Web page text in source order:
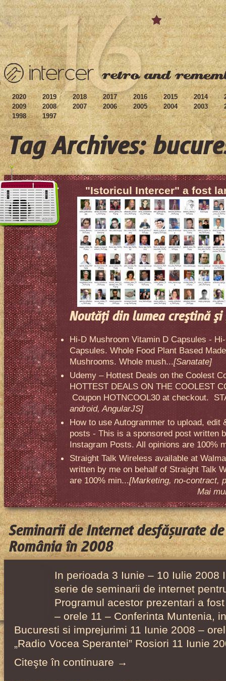
2020 2019 2018 2017 2016 2015 2014
2009
2008 2007 2006 2005 2004 2003
1998
1997
Tag Archives:
"Istoricul Intercer" a fost
Noutăţi din lumea creştină
Hi-D Mushroom Vitamin D Capsules -
Capsules. Whole Food Plant Based
Mushrooms. Whole mush...[Sanatate]
Udemy – Hottest Deals on the Coolest
HOTTEST DEALS ON THE COOLEST
Coupon HOTNCOOL30 at checkout.
android, AngularJS]
How to use Autogrammer to upload, edit
posts - This is a sponsored post written
Instagram Posts. All opinions are 100%
Straight Talk Wireless available at
written by me on behalf of Straight Talk
are 100% min...[Marketing, no-contract,
Mai
Seminarii de Internet desfășurate
România în 2008
In perioada 3 Iunie – 10 Iulie 2008
serie de seminarii de internet
Programul acestor prezentari a
– orele 11 – Conferinta Muntenia,
Bucuresti si imprejurimi 11 Iunie 2008 –
„Radio Vocea Sperantei” Rosiori 11 Iunie
Citeşte în continuare →